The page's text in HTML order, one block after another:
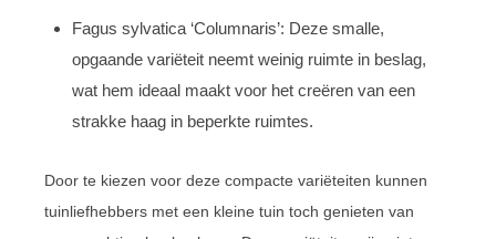
Fagus sylvatica ‘Columnaris’: Deze smalle,
opgaande variëteit neemt weinig ruimte in beslag,
wat hem ideaal maakt voor het creëren van een
strakke haag in beperkte ruimtes.
Door te kiezen voor deze compacte variëteiten kunnen
tuinliefhebbers met een kleine tuin toch genieten van